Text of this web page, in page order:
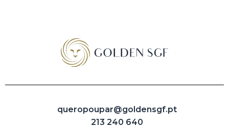
queropoupar@goldensgf.pt
213 240 640